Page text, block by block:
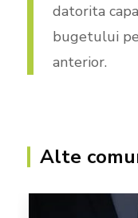
datorita
bugetului
anterior.
Alte